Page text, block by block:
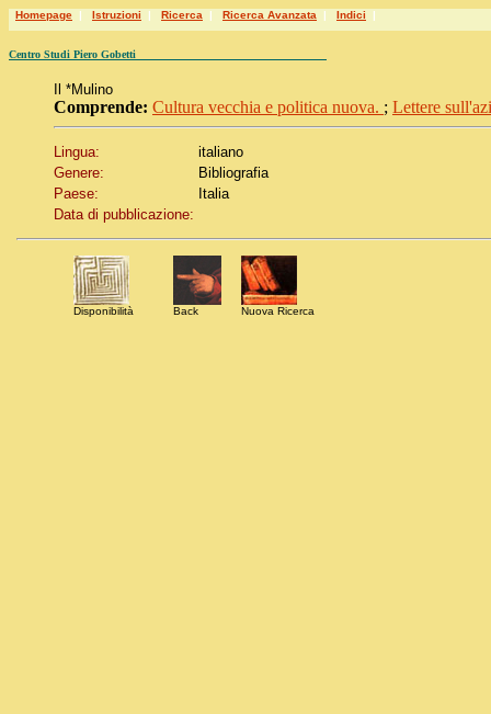
Homepage | Istruzioni | Ricerca | Ricerca Avanzata | Indici |
Centro Studi Piero Gobetti
Il *Mulino
Comprende: Cultura vecchia e politica nuova. ; Lettere
Lingua:
italiano
Genere:
Bibliografia
Paese:
Italia
Data di pubblicazione:
Disponibilità Back Nuova Ricerca